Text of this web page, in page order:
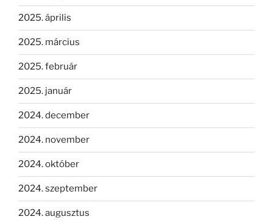
2025. április
2025. március
2025. február
2025. január
2024. december
2024. november
2024. október
2024. szeptember
2024. augusztus